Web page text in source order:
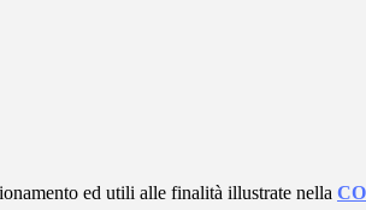
ed utili alle finalità illustrate nella